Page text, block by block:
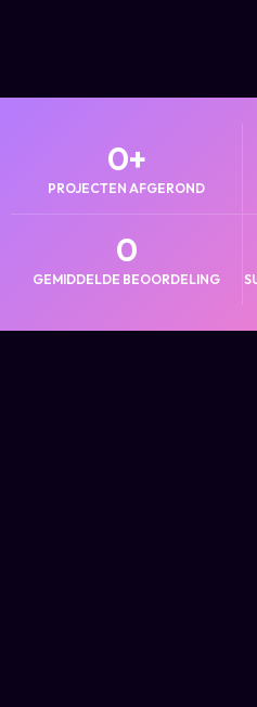
PROJECTEN AFGEROND
0+
GEMIDDELDE BEOORDELING
0